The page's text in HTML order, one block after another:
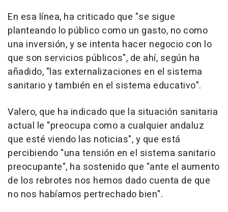
En esa línea, ha criticado que "se sigue
planteando lo público como un gasto, no como
una inversión, y se intenta hacer negocio con lo
que son servicios públicos", de ahí, según ha
añadido, "las externalizaciones en el sistema
sanitario y también en el sistema educativo".
Valero, que ha indicado que la situación sanitaria
actual le "preocupa como a cualquier andaluz
que esté viendo las noticias", y que está
percibiendo "una tensión en el sistema sanitario
preocupante", ha sostenido que "ante el aumento
de los rebrotes nos hemos dado cuenta de que
no nos habíamos pertrechado bien".